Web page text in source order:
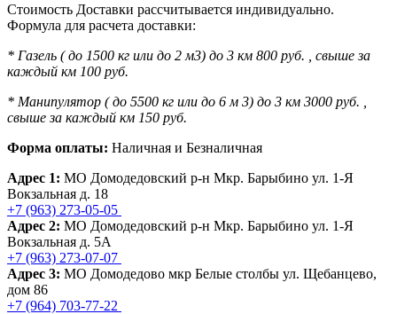
Стоимость Доставки рассчитывается индивидуально.
Формула для расчета доставки:
* Газель ( до 1500 кг или до 2 м3) до 3 км 800 руб. , свыше за
каждый км 100 руб.
* Манипулятор ( до 5500 кг или до 6 м 3) до 3 км 3000 руб. ,
свыше за каждый км 150 руб.
Форма оплаты: Наличная и Безналичная
Адрес 1: МО Домодедовский р-н Мкр. Барыбино ул. 1-Я
Вокзальная д. 18
+7 (963) 273-05-05
Адрес 2: МО Домодедовский р-н Мкр. Барыбино ул. 1-Я
Вокзальная д. 5А
+7 (963) 273-07-07
Адрес 3: МО Домодедово мкр Белые столбы ул. Щебанцево,
дом 86
+7 (964) 703-77-22